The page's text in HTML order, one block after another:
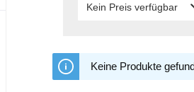
Kein Preis verfügbar
Keine Produkte